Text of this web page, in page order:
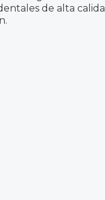
de alta